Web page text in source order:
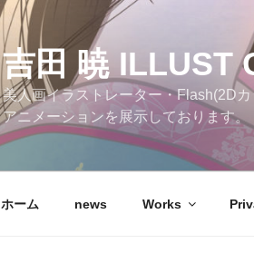
吉田 暁 ILLUST
美人画イラストレーター・Flash(2D
アニメーションを展示しております。
ホーム news Works